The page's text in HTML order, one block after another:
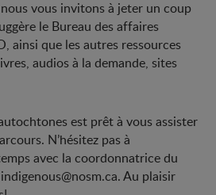
vous invitons à jeter un coup
le Bureau des affaires
ainsi que les autres ressources
audios à la demande, sites
est prêt à vous assister
N’hésitez pas à
avec la coordonnatrice du
Au plaisir